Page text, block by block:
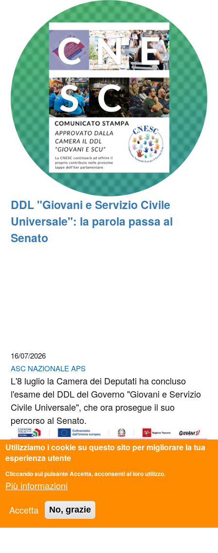
DDL "Giovani e Servizio Civile
Universale": la parola passa al
Senato
16/07/2026
ASC NAZIONALE APS
L'8 luglio la Camera dei Deputati ha concluso
l'esame del DDL del Governo "Giovani e Servizio
Civile Universale", che ora prosegue il suo
percorso al Senato.
Utilizziamo i cookie su questo sito per migliorare la tua
esperienza utente
Cliccando sul pulsante Accetta, acconsenti al loro utilizzo.
Più informazioni
Accetta
No, grazie